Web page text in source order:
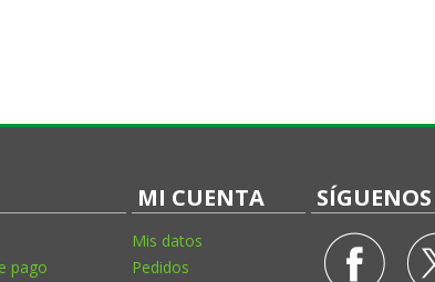
pago
MI CUENTA
Mis datos
Pedidos
SÍGUENOS